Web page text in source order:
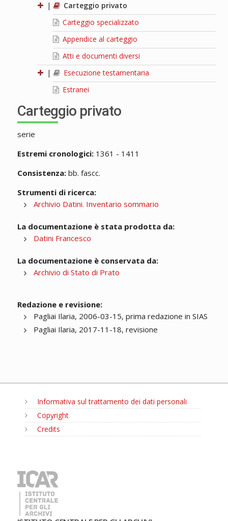
|
Carteggio privato
Carteggio specializzato
Appendice al carteggio
Atti e documenti diversi
|
Esecuzione testamentaria
Estranei
Carteggio privato
serie
Estremi cronologici:1361 - 1411
Consistenza:bb. fascc.
Strumenti di ricerca:
Archivio Datini. Inventario sommario
La documentazione è stata prodotta da:
Datini Francesco
La documentazione è conservata da:
Archivio di Stato di Prato
Redazione e revisione:
Pagliai Ilaria, 2006-03-15, prima redazione in SIAS
Pagliai Ilaria, 2017-11-18, revisione
Informativa sul trattamento dei dati personali
Copyright
Credits